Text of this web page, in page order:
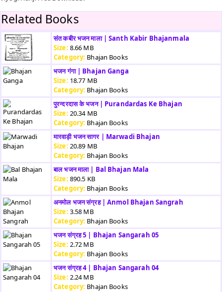
Related Books
संत कबीर भजन माला | Santh Kabir Bhajanmala
Size: 8.66 MB
Category: Bhajan Books
भजन गंगा | Bhajan Ganga
Size: 18.77 MB
Category: Bhajan Books
पुरन्दरदास के भजन | Purandardas Ke Bhajan
Size: 20.34 MB
Category: Bhajan Books
मारवाड़ी भजन सागर | Marwadi Bhajan
Size:20.89 MB
Category: Bhajan Books
बाल भजन माला | Bal Bhajan Mala
Size: 890.5 KB
Category: Bhajan Books
अनमोल भजन संग्रह | Anmol Bhajan Sangrah
Size: 3.58 MB
Category: Bhajan Books
भजन संग्रह 5 | Bhajan Sangarah 05
Size: 2.72 MB
Category: Bhajan Books
भजन संग्रह 4 | Bhajan Sangarah 04
Size: 2.24 MB
Category: Bhajan Books